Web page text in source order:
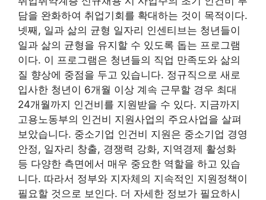
담을 완화하여 취업기회를 확대하는 것이 목적이다.
넷째, 일과 삶의 균형 일자리 인센티브는 청년들이
일과 삶의 균형을 유지할 수 있도록 돕는 프로그램
이다. 이 프로그램은 청년들의 직업 만족도와 삶의
질 향상에 중점을 두고 있습니다. 정규직으로 새로
입사한 청년이 6개월 이상 계속 근무할 경우 최대
24개월까지 인건비를 지원받을 수 있다. 지금까지
고용노동부의 인건비 지원사업의 주요사업을 살펴
보았습니다. 중소기업 인건비 지원은 중소기업 경영
안정, 일자리 창출, 경쟁력 강화, 지역경제 활성화
등 다양한 측면에서 매우 중요한 역할을 하고 있습
니다. 따라서 정부와 지자체의 지속적인 지원정책이
필요할 것으로 보인다. 더 자세한 정보가 필요하시